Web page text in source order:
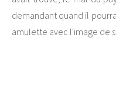
demandant quand il
amulette avec l'image de